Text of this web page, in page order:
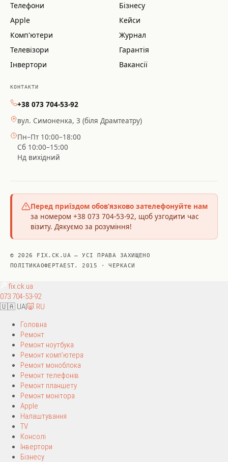
Телефони
Apple
Комп'ютери
Телевізори
Інвертори
Бізнесу
Кейси
Журнал
Гарантія
Вакансії
КОНТАКТИ
+38 073 704-53-92
вул. Симоненка, 3 (біля Драмтеатру)
Пн–Пт 10:00–18:00
Сб 10:00–15:00
Нд вихідний
Перед приїздом обов’язково зателефонуйте нам
за номером +38 073 704-53-92, щоб узгодити час
візиту. Дякуємо за розуміння!
© 2026 FIX.CK.UA — УСІ ПРАВА ЗАХИЩЕНО
ПОЛІТИКАОФЕРТАEST. 2015 · ЧЕРКАСИ
fix.ck.ua
073 704-53-92
🇺🇦 UA|🐷 RU
Головна
Ремонт
Ремонт ноутбука
Ремонт комп’ютера
Ремонт моноблока
Ремонт телефонів
Ремонт планшету
Ремонт монітора
Apple
Налаштування
TV
Консолі
Інвертори
Бізнесу